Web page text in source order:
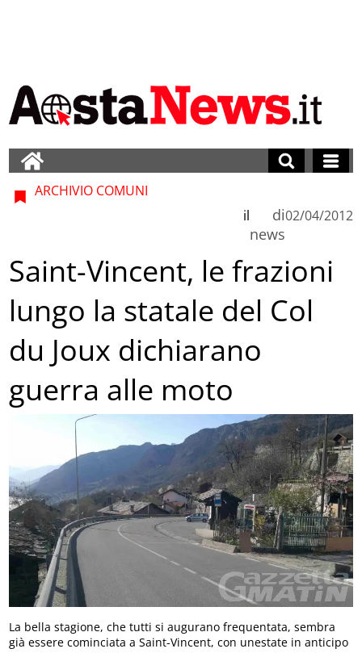
ARCHIVIO COMUNI
di
news
il 02/04/2012
Saint-Vincent, le frazioni
lungo la statale del Col
du Joux dichiarano
guerra alle moto
La bella stagione, che tutti si augurano frequentata, sembra
già essere cominciata a Saint-Vincent, con unestate in anticipo